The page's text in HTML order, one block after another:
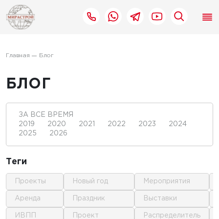
Главная Блог
БЛОГ
ЗА ВСЕ ВРЕМЯ
2019
2020 2021 2022 2023
2024
2025
2026
Теги
проекты
аренда
ИВПП
новый год
праздник
проект
мероприятия
выставки
распределитель